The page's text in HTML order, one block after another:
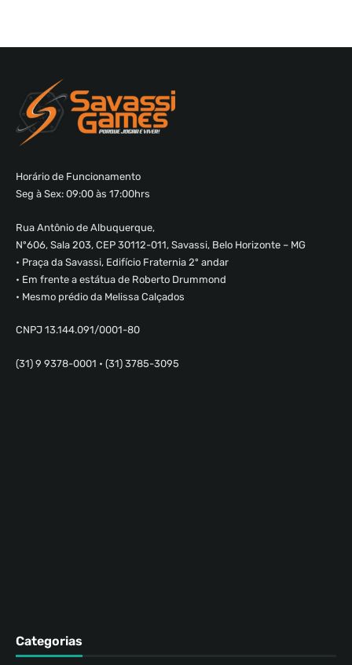
Horário de Funcionamento
Seg à Sex: 09:00 às 17:00hrs
Rua Antônio de Albuquerque,
Nº606, Sala 203, CEP 30112-011, Savassi, Belo Horizonte – MG
• Praça da Savassi, Edifício Fraternia 2º andar
• Em frente a estátua de Roberto Drummond
• Mesmo prédio da Melissa Calçados
CNPJ 13.144.091/0001-80
(31) 9 9378-0001 • (31) 3785-3095
Categorias